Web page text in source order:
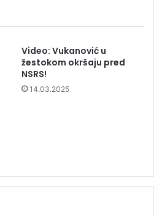
Video: Vukanović u
žestokom okršaju pred
NSRS!
14.03.2025